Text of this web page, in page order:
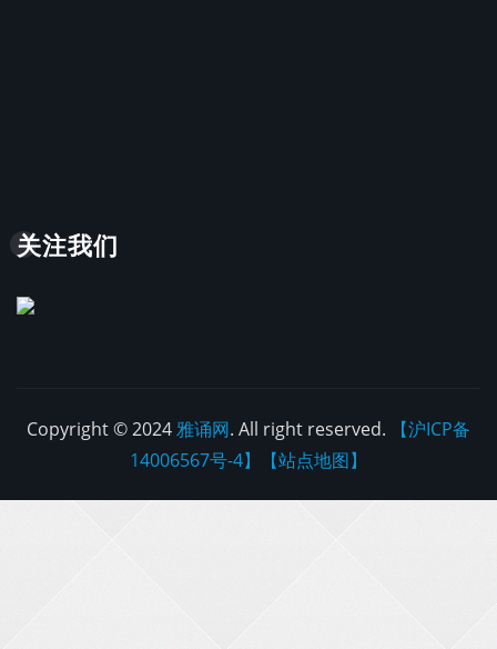
关注我们
Copyright © 2024雅诵网. All right reserved.
【沪ICP备
14006567号-4】
【站点地图】